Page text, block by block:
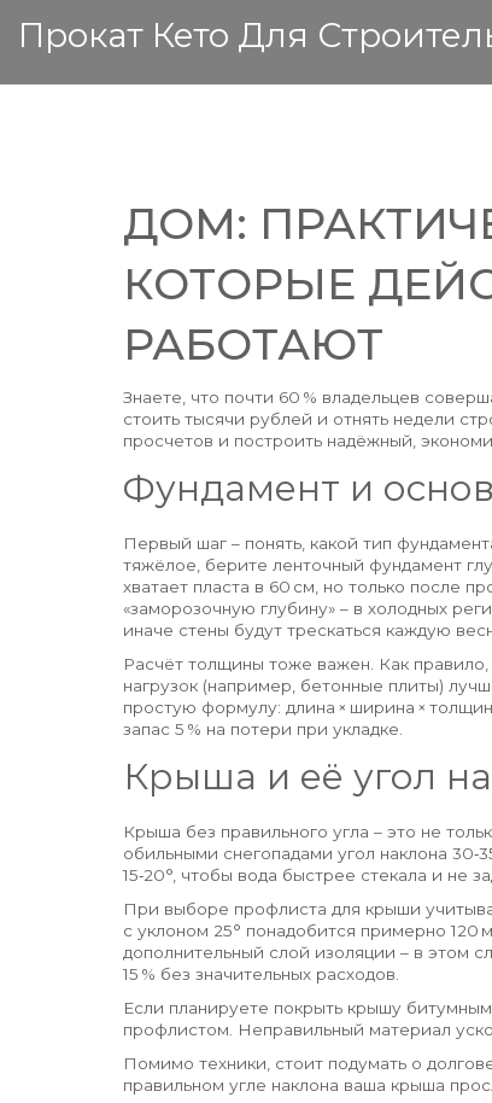
Прокат Кето Для
ДОМ:
КОТОРЫЕ
РАБОТАЮТ
Знаете, что почти 60 % владельцев
стоить тысячи рублей и отнять недели
просчетов и построить надёжный,
Фундамент и
Первый шаг – понять, какой тип
тяжёлое, берите ленточный фундамент
хватает пласта в 60 см, но только после
«заморозочную глубину» – в холодных
иначе стены будут трескаться каждую
Расчёт толщины тоже важен. Как
нагрузок (например, бетонные плиты)
простую формулу: длина × ширина ×
запас 5 % на потери при укладке.
Крыша и её угол
Крыша без правильного угла – это не
обильными снегопадами угол наклона
15‑20°, чтобы вода быстрее стекала и не
При выборе профлиста для крыши
с уклоном 25° понадобится примерно 120
дополнительный слой изоляции – в этом
15 % без значительных расходов.
Если планируете покрыть крышу
профлистом. Неправильный материал
Помимо техники, стоит подумать о
правильном угле наклона ваша крыша